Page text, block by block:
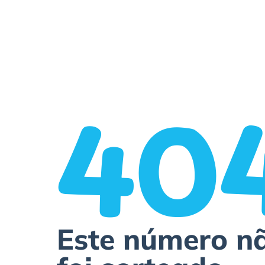
Este número